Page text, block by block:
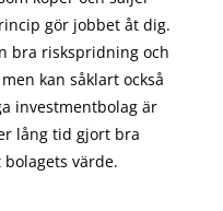
görjobbet åt dig.
bra riskspridning och
kan såklart också
investmentbolag är
lång tid gjort bra
värde.